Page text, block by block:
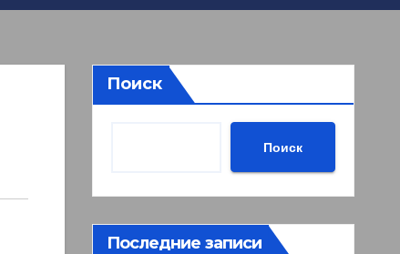
Поиск
Поиск
Последние записи